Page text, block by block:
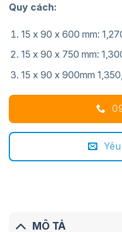
Quy cách:
15 x 90 x 600 mm:
15 x 90 x 750 mm:
15 x 90 x 900mm
MÔ TẢ